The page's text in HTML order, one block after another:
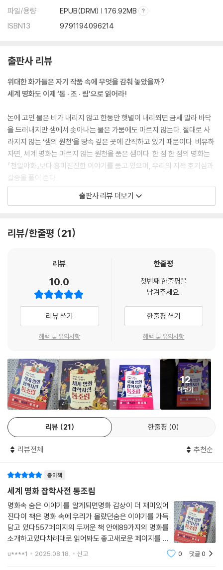
50. 들라크루아의 [민중을 이끄는 자유의 여신] 실제 모델이 세탁부로 일
하는 젊은 여성이었다는데?
52. 모네의 [인상, 해돋이]는 왜 당대 비평가뿐 아니라 대중에게도 비웃음
53. 마네의 [올랭피아]가 19세기 후반 프랑스 사회를 발칵 뒤집어 놓은 까
닭은?
다면 세계 전쟁사를 다시 써야 했을 수도 있다?
55. 마티스의 [춤] 3부작 중 하나만 미완성으로 남은 수수께끼는?
56. 고야는 왜 [카를로스 4세 가족]의 왕과 왕비 사이에 부자연스러운 공
간을 비워 두었을까?
57. 서양 미술사에서 가장 상습적으로 마감일을 어긴 뜻밖의 화가는?
58. 크라나흐의 [비너스]는 체계적인 시스템 속에서 대량 생산된 그림이
59. 뒤샹이 미술 전시회에 ‘남성용 소변기’를 작품으로 출품한 의도는?
Chapter 5. 홀바인이 [대사들]에 ‘해골’ 이미지를 은밀히 숨겨 놓은 이
61. 17세기 화가 페르메이르가 [우유 따르는 여인]을 그릴 때 ‘카메라’를
사용했다고?
62. 카라바조는 왜 [홀로페르네스의 목을 자르는 유디트]에서 목이 잘리
는 홀로페르네스의 모델로 자신을 그렸을까?
63. ‘목욕하는 사람들’을 주제로 그림을 그리면서 세잔은 왜 실제 여성과
작업하지 않고 상상으로 그렸을까?
하는 사람들]이 ‘르누아르 미술 세계의 집대성’으로 평가받는 이유는?
65. 홀바인은 왜 [대사들]을 그리면서 ‘해골’ 이미지를 은밀히 숨겨 놓았을
까?
66. 대낮에 출동하는 민병대를 그린 그림이 ‘야경’이라는 이름으로 불리게
된 이유는?
67. 마네의 [폴리 베르제르의 바]에 그려진 거울에 비친 남자는 과연 화가
자신일까?
델로 고대의 바벨탑을 그렸을까?
큰 영향을 주었다는데?
70. 세이키가 [독서]에서 빛의 움직임을 그토록 생생하게 묘사할 수 있었
던 비결은?
71. 개성 넘치는 신성로마제국 황제의 후원이 없었다면 아르침볼도의 기
발하고 독창적인 작품은 탄생하지 않았을 것이다?
72. 모네는 왜 30여 년의 시간과 열정을 [수련] 연작에 쏟아부었을까?
73. 쇠라의 [그랑드자트섬의 일요일, 1884년]은 치밀한 색채 연구 끝에
파일/용량
EPUB(DRM) | 176.92MB
ISBN13
9791194096214
출판사 리뷰
위대한 화가들은 자기 작품 속에 무엇을 감춰 놓았을까?
세계 명화도 이제 ‘통 · 조 · 림’으로 읽어라!
논에 고인 물은 비가 내리지 않고 한동안 햇볕이 내리쬐면 금세 말라 바닥
을 드러내지만 샘에서 솟아나는 물은 가뭄에도 마르지 않는다. 절대로 사
라지지 않는 ‘샘의 원천’을 땅속 깊은 곳에 간직하고 있기 때문이다. 비유하
자면, 세계 명화는 마르지 않는 원천을 품은 샘이다. 한 점 한 점의 명화는
『천일야화』보다 흥미진진한 이야기를 품고 있으며, 우리의 지적 호기심과
갈증을 풀어 준다.
사람과나무사이가 출간한 『세계 명화 잡학사전 통조림』은 세계 명화 89점
암시하는 죽음과 운명, 화가와 모델의 파란만장한 인생 이야기를 들려준
화가 말려든 일대 스캔들을 비롯해 명화에 대한 우리 상식의 허를 찌르고
이 책은 비유하자면, 89그루의 명화 이야기라는 나무로 이루어진 ‘숲’이자
89가지 기상천외하고, 은밀하고, 흥미진진한 명화 이야기라는 재료로 만
들어진 ‘통조림’이다. 세계 명화도 ‘통째로, 조목조목 ― 통 · 조 · 림’ 방식으
로 읽으면 지금까지 알지 못했던 진실들이 베일을 벗고 모습을 드러내기
에 무엇을 은밀히 감춰 놓았을까?’
· 달리는 왜 밀레의 [만종] 속 농부 부부가 감사 기도를 드리는 것이 아니라
죽은 아들을 땅에 묻으며 슬퍼하는 것이라고 주장했을까?
바르비종파를 대표하는 화가이자 ‘농민 화가’라는 별명으로도 유명한 인
물, 장 프랑수아 밀레. [씨 뿌리는 사람], [이삭 줍는 여인] 등과 함께 [만
이는 두 사람이 등장한다. 남편은 모자를 벗어 손에 들고 고개를 숙여 경건
한 자세를 취하고 있고, 아내는 두 손을 가슴 앞으로 끌어당겨 마주 잡고 기
도를 올리며 서 있다. 화면의 오른쪽 저 멀리에는 작은 교회가 보일 듯 말
듯 자리하고 있다. 언뜻 보면 고요하고 아늑하며 평화롭기만 한 풍경이라
일반 대중은 물론이고 미술 전문가들도 대부분 그림 속 두 부부가 들판에
서 일하던 중 ‘안젤루스의 종(매일 아침, 점심, 저녁에 기도를 올릴 수 있도
록 교회가 정해진 시간에 울리는 종)’ 소리가 울려 퍼지자 하던 일을 잠시
출판사 리뷰 더보기
리뷰/한줄평 21
리뷰
10.0
리뷰 쓰기
혜택 및 유의사항
한줄평
첫번째 한줄평을
남겨주세요.
한줄평 쓰기
혜택 및 유의사항
4 3
12
더보기
리뷰 21 한줄평 0
리뷰전체 추천순
종이책
세계 명화 잡학사전 통조림
명화속 숨은 이야기를 알게되면명화 감상이 더 재미있어
진다이 책은 명화 속에 우리가 몰랐던숨은 이야기를 가득
담고 있다557페이지의 두꺼운 책 안에89가지의 명화를
소개하고있다차례대로 읽어봐도 좋고새로운 페이지를 펼
쳐서 그때그때명화 한작품씩 감상하며 그 안에 담긴새로
u****1 2025.08.18. 신고 0 댓글0